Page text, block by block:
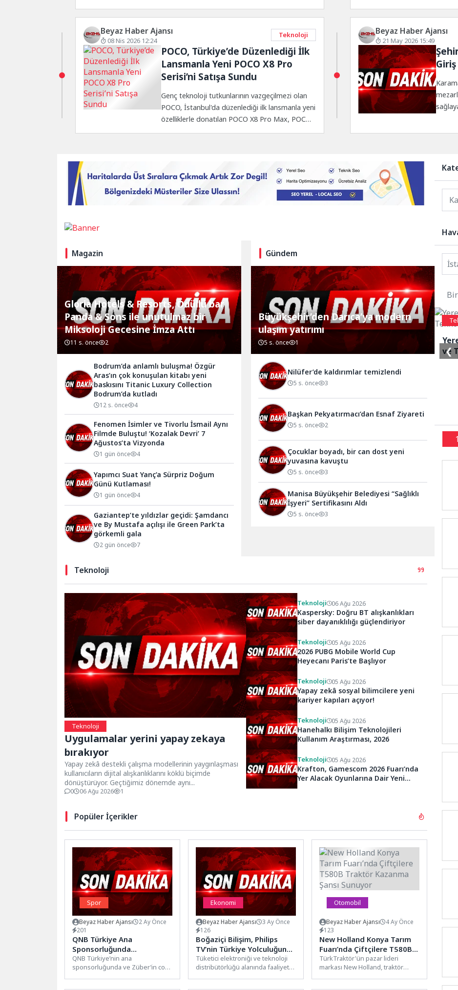
Beyaz Haber Ajansı
08 Nis 2026 12:24
Teknoloji
POCO, Türkiye’de Düzenlediği İlk
Lansmanla Yeni POCO X8 Pro
Serisi’ni Satışa Sundu
Genç teknoloji tutkunlarının vazgeçilmezi olan
POCO, İstanbul'da düzenlediği ilk lansmanla yeni
özelliklerle donatılan POCO X8 Pro Max, POCO
X8 Pro...
Beyaz Haber Ajansı
21 May 2026 15:49
Giriş
Magazin
Gloria Hotels & Resorts, Ödüllü bar
Panda & Sons ile unutulmaz bir
Miksoloji Gecesine İmza Attı
11 s. önce 2
Bodrum’da anlamlı buluşma! Özgür
Aras’ın çok konuşulan kitabı yeni
baskısını Titanic Luxury Collection
Bodrum’da kutladı
12 s. önce 4
Fenomen İsimler ve Tivorlu İsmail Aynı
Filmde Buluştu! ‘Kozalak Devri’ 7
Ağustos’ta Vizyonda
1 gün önce 4
Yapımcı Suat Yanç’a Sürpriz Doğum
Günü Kutlaması!
1 gün önce 4
Gaziantep’te yıldızlar geçidi: Şamdancı
ve By Mustafa açılışı ile Green Park’ta
görkemli gala
2 gün önce 7
Gündem
Büyükşehir’den Darıca’ya modern
ulaşım yatırımı
5 s. önce 1
Nilüfer’de kaldırımlar temizlendi
5 s. önce 3
Başkan Pekyatırmacı’dan Esnaf Ziyareti
5 s. önce 2
Çocuklar boyadı, bir can dost yeni
yuvasına kavuştu
5 s. önce 3
Manisa Büyükşehir Belediyesi “Sağlıklı
İşyeri” Sertifikasını Aldı
5 s. önce 3
Teknoloji
Teknoloji
Uygulamalar yerini yapay zekaya
bırakıyor
Yapay zekâ destekli çalışma modellerinin yaygınlaşması
kullanıcıların dijital alışkanlıklarını köklü biçimde
dönüştürüyor. Geçtiğimiz dönemde aynı...
0 06 Ağu 2026 1
Teknoloji 06 Ağu 2026
Kaspersky: Doğru BT alışkanlıkları
siber dayanıklılığı güçlendiriyor
Teknoloji 05 Ağu 2026
2026 PUBG Mobile World Cup
Heyecanı Paris’te Başlıyor
Teknoloji 05 Ağu 2026
Yapay zekâ sosyal bilimcilere yeni
kariyer kapıları açıyor!
Teknoloji 05 Ağu 2026
Hanehalkı Bilişim Teknolojileri
Kullanım Araştırması, 2026
Teknoloji 05 Ağu 2026
Krafton, Gamescom 2026 Fuarı’nda
Yer Alacak Oyunlarına Dair Yeni
Ayrıntıları Paylaştı
Popüler İçerikler
Spor
Beyaz Haber Ajansı
2 Ay Önce
201
QNB Türkiye Ana
Sponsorluğunda
Düzenlenen Tennis Istanbul
Open 2026 İş Dünyasını
Kortlarda Buluşturdu
QNB Türkiye’nin ana
sponsorluğunda ve Züber’in co-
Ekonomi
Beyaz Haber Ajansı
3 Ay Önce
126
Boğaziçi Bilişim, Philips
TV’nin Türkiye Yolculuğunda
Daha Güçlü Rol Üstleniyor
Tüketici elektroniği ve teknoloji
distribütörlüğü alanında faaliyet
Otomobil
Beyaz Haber Ajansı
4 Ay Önce
123
New Holland Konya Tarım
Fuarı’nda Çiftçilere T580B
Traktör Kazanma Şansı
Sunuyor
TürkTraktör'ün pazar lideri
markası New Holland, traktör
ve
❮
1